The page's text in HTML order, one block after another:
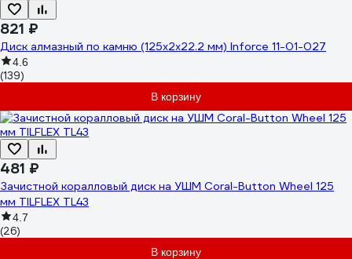
821 ₽
Диск алмазный по камню (125х2x22.2 мм) Inforce 11-01-027
4.6
(139)
В корзину
481 ₽
Зачистной коралловый диск на УШМ Coral-Button Wheel 125
мм TILFLEX TL43
4.7
(26)
В корзину